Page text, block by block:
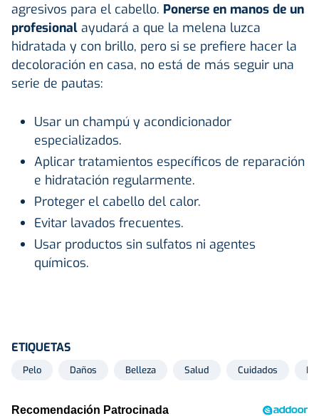
agresivos para el cabello. Ponerse en manos de un
profesional ayudará a que la melena luzca
hidratada y con brillo, pero si se prefiere hacer la
decoloración en casa, no está de más seguir una
serie de pautas:
Usar un champú y acondicionador
especializados.
Aplicar tratamientos específicos de reparación
e hidratación regularmente.
Proteger el cabello del calor.
Evitar lavados frecuentes.
Usar productos sin sulfatos ni agentes
químicos.
ETIQUETAS
Pelo Daños Belleza Salud Cuidados